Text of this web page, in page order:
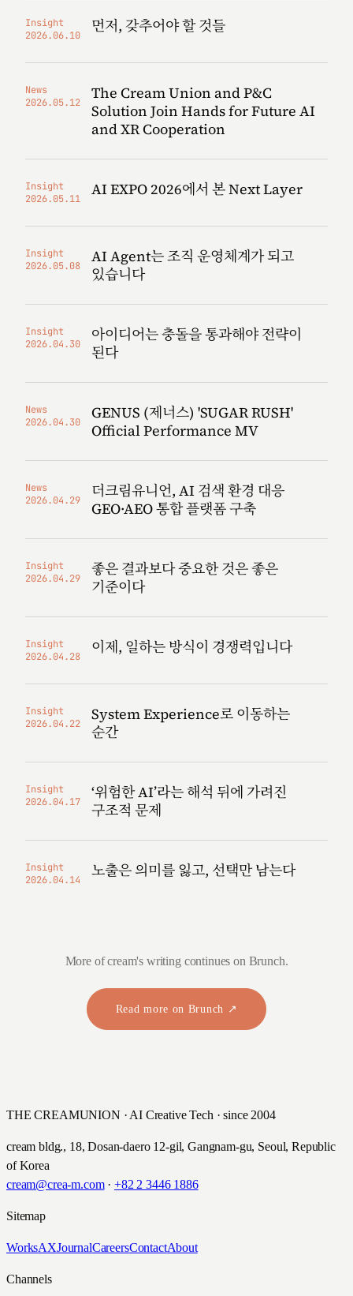
Insight
2026.06.10
먼저, 갖추어야 할 것들
News
2026.05.12
The Cream Union and P&C
Solution Join Hands for Future AI
and XR Cooperation
Insight
2026.05.11
AI EXPO 2026에서 본 Next Layer
Insight
2026.05.08
AI Agent는 조직 운영체계가 되고
있습니다
Insight
2026.04.30
아이디어는 충돌을 통과해야 전략이
된다
News
2026.04.30
GENUS (제너스) 'SUGAR RUSH'
Official Performance MV
News
2026.04.29
더크림유니언, AI 검색 환경 대응
GEO·AEO 통합 플랫폼 구축
Insight
2026.04.29
좋은 결과보다 중요한 것은 좋은
기준이다
Insight
2026.04.28
이제, 일하는 방식이 경쟁력입니다
Insight
2026.04.22
System Experience로 이동하는
순간
Insight
2026.04.17
‘위험한 AI’라는 해석 뒤에 가려진
구조적 문제
Insight
2026.04.14
노출은 의미를 잃고, 선택만 남는다
More of cream's writing continues on Brunch.
Read more on Brunch ↗
THE CREAMUNION · AI Creative Tech · since 2004
cream bldg., 18, Dosan-daero 12-gil, Gangnam-gu, Seoul, Republic
of Korea
cream@crea-m.com· +82 2 3446 1886
Sitemap
WorksAXJournalCareersContactAbout
Channels